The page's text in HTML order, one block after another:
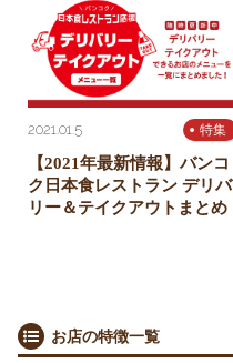
2021.01.5 特集
【2021年最新情報】バンコ
ク日本食レストラン デリバ
リー＆テイクアウトまとめ
お店の特徴一覧